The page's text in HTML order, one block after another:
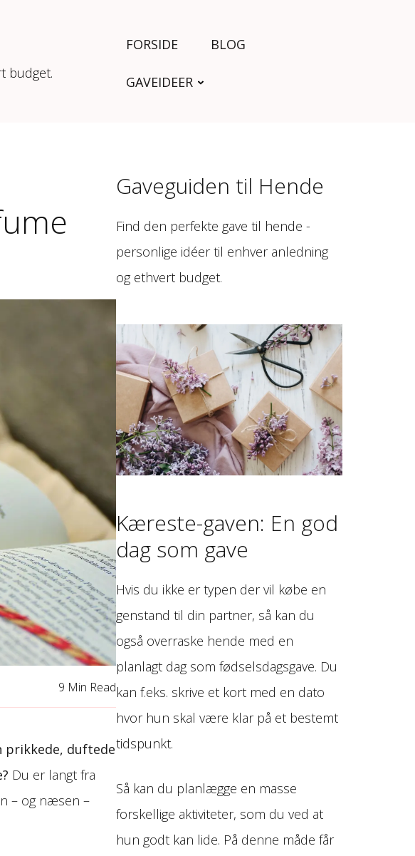
budget.
FORSIDE BLOG
GAVEIDEER
9 Min Read
prikkede, duftede
Du er langt fra
– og næsen –
Gaveguiden til Hende
Find den perfekte gave til hende -
personlige idéer til enhver anledning
og ethvert budget.
Kæreste-gaven: En god
dag som gave
Hvis du ikke er typen der vil købe en
genstand til din partner, så kan du
også overraske hende med en
planlagt dag som fødselsdagsgave. Du
kan f.eks. skrive et kort med en dato
hvor hun skal være klar på et bestemt
tidspunkt.
Så kan du planlægge en masse
forskellige aktiviteter, som du ved at
hun godt kan lide. På denne måde får